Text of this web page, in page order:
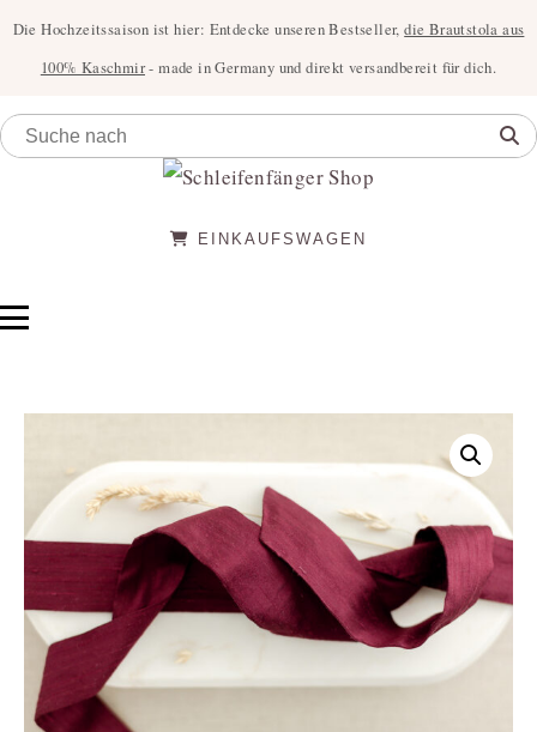
Die Hochzeitssaison ist hier: Entdecke unseren Bestseller,die Brautstola aus
100% Kaschmir- made in Germany und direkt versandbereit für dich.
EINKAUFSWAGEN